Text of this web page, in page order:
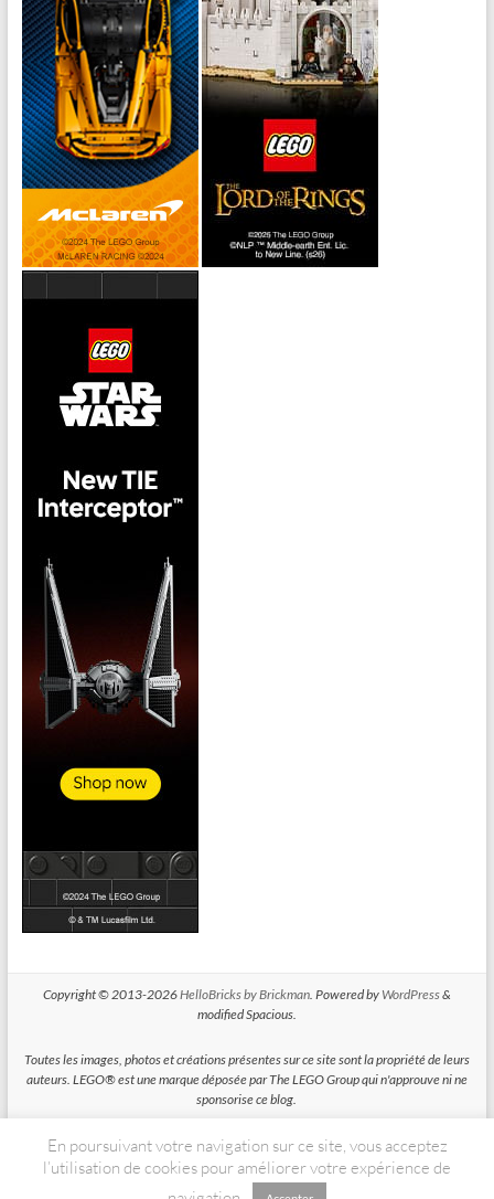
Copyright © 2013-2026HelloBricks by Brickman. Powered by WordPress&
modified Spacious.
Toutes les images, photos et créations présentes sur ce site sont la propriété de leurs
auteurs. LEGO® est une marque déposée par The LEGO Group qui n'approuve ni ne
sponsorise ce blog.
HelloBricks participe au Programme Partenaires d'Amazon EU, un programme
d'affiliation conçu pour permettre à des sites de percevoir une rémunération grace à
la création de liens vers Amazon.fr
En poursuivant votre navigation sur ce site, vous acceptez
l’utilisation de cookies pour améliorer votre expérience de